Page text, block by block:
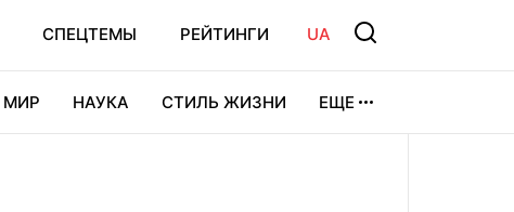
СПЕЦТЕМЫ РЕЙТИНГИ UA
МИР НАУКА СТИЛЬ ЖИЗНИ ЕЩЕ